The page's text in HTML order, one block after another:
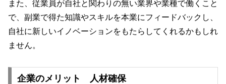
また、従業員が自社と関わりの無い業界や業種で働くこと
で、副業で得た知識やスキルを本業にフィードバックし、
自社に新しいイノベーションをもたらしてくれるかもしれ
ません。
企業のメリット 人材確保